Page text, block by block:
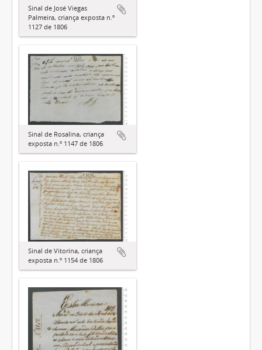
Sinal de José Viegas
Palmeira, criança exposta n.º
1127 de 1806
Sinal de Rosalina, criança
exposta n.º 1147 de 1806
Sinal de Vitorina, criança
exposta n.º 1154 de 1806